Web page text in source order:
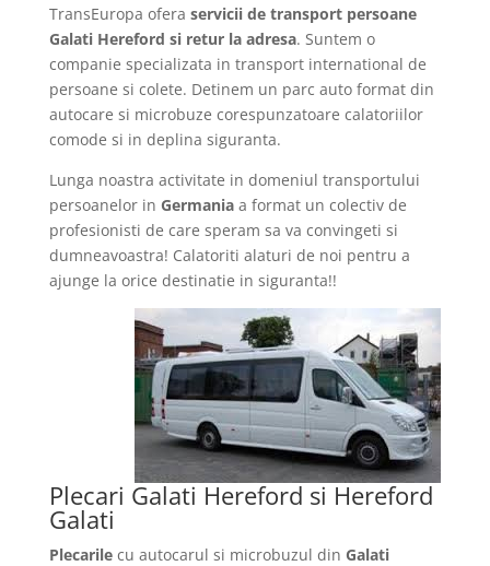
TransEuropa ofera servicii de transport persoane
Galati Hereford si retur la adresa. Suntem o
companie specializata in transport international de
persoane si colete. Detinem un parc auto format din
autocare si microbuze corespunzatoare calatoriilor
comode si in deplina siguranta.
Lunga noastra activitate in domeniul transportului
persoanelor in Germaniaa format un colectiv de
profesionisti de care speram sa va convingeti si
dumneavoastra! Calatoriti alaturi de noi pentru a
ajunge la orice destinatie in siguranta!!
Plecari Galati Hereford si Hereford
Galati
Plecarilecu autocarul si microbuzul din Galati